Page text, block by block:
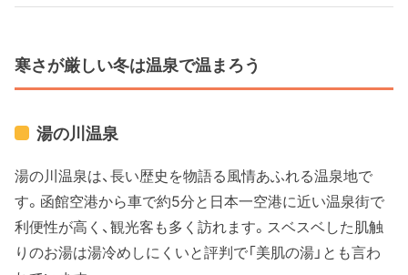
寒さが厳しい冬は温泉で温まろう
湯の川温泉
湯の川温泉は、長い歴史を物語る風情あふれる温泉地で
す。函館空港から車で約5分と日本一空港に近い温泉街で
利便性が高く、観光客も多く訪れます。スベスベした肌触
りのお湯は湯冷めしにくいと評判で「美肌の湯」とも言わ